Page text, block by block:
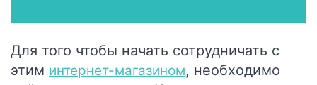
Для того чтобы начать сотрудничать с
этим интернет-магазином, необходимо